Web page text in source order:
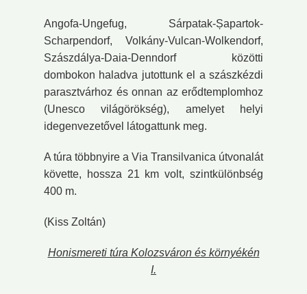
Angofa-Ungefug, Sárpatak-Șapartok-
Scharpendorf, Volkány-Vulcan-Wolkendorf,
Szászdálya-Daia-Denndorf közötti
dombokon haladva jutottunk el a szászkézdi
parasztvárhoz és onnan az erődtemplomhoz
(Unesco világörökség), amelyet helyi
idegenvezetővel látogattunk meg.
A túra többnyire a Via Transilvanica útvonalát
követte, hossza 21 km volt, szintkülönbség
400 m.
(Kiss Zoltán)
Honismereti túra Kolozsváron és környékén
I.